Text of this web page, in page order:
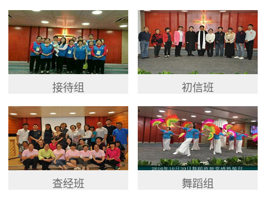
接待组 初信班
查经班 舞蹈组